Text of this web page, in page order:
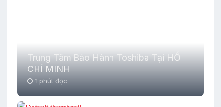
Trung Tâm Bảo Hành Toshiba Tại HỒ
CHÍ MINH
1 phút đọc